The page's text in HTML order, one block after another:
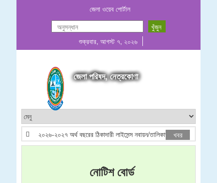
জেলা ওয়েব পোর্টাল
শুক্রবার, আগস্ট ৭, ২০২৬
জেলা পরিষদ, নেত্রকোণা
২০২৬-২০২৭ অর্থ বছরের ঠিকাদারী লাইসেন্স নবায়ন/তালিকাভূক্তি বিজ্ঞপ্তি
খবর
নোটিশ বোর্ড